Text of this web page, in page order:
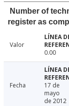
Number of
register as
Valor
0.00
Fecha
17 de
mayo
de 2012